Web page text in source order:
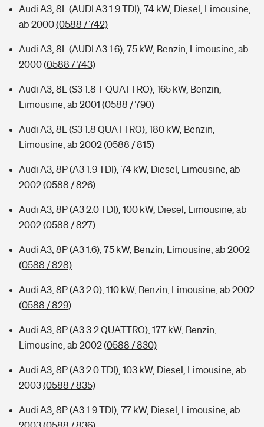
Audi A3, 8L (AUDI A3 1.9 TDI), 74 kW, Diesel, Limousine,
ab 2000(0588 / 742)
Audi A3, 8L (AUDI A3 1.6), 75 kW, Benzin, Limousine, ab
2000(0588 / 743)
Audi A3, 8L (S3 1.8 T QUATTRO), 165 kW, Benzin,
Limousine, ab 2001 (0588 / 790)
Audi A3, 8L (S3 1.8 QUATTRO), 180 kW, Benzin,
Limousine, ab 2002(0588 / 815)
Audi A3, 8P (A3 1.9 TDI), 74 kW, Diesel, Limousine, ab
2002(0588 / 826)
Audi A3, 8P (A3 2.0 TDI), 100 kW, Diesel, Limousine, ab
2002(0588 / 827)
Audi A3, 8P (A3 1.6), 75 kW, Benzin, Limousine, ab 2002
(0588 / 828)
Audi A3, 8P (A3 2.0), 110 kW, Benzin, Limousine, ab 2002
(0588 / 829)
Audi A3, 8P (A3 3.2 QUATTRO), 177 kW, Benzin,
Limousine, ab 2002(0588 / 830)
Audi A3, 8P (A3 2.0 TDI), 103 kW, Diesel, Limousine, ab
2003(0588 / 835)
Audi A3, 8P (A3 1.9 TDI), 77 kW, Diesel, Limousine, ab